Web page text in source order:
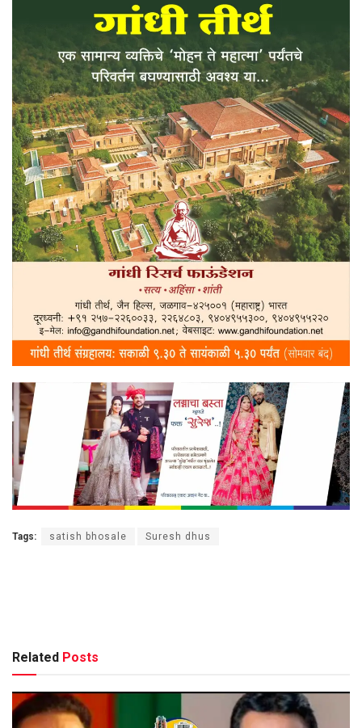
Tags: satish bhosale Suresh dhus
Related Posts